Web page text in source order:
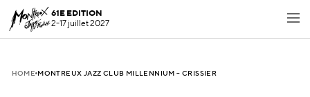
61E EDITION
2-17 juillet 2027
HOME MONTREUX JAZZ CLUB MILLENNIUM – CRISSIER